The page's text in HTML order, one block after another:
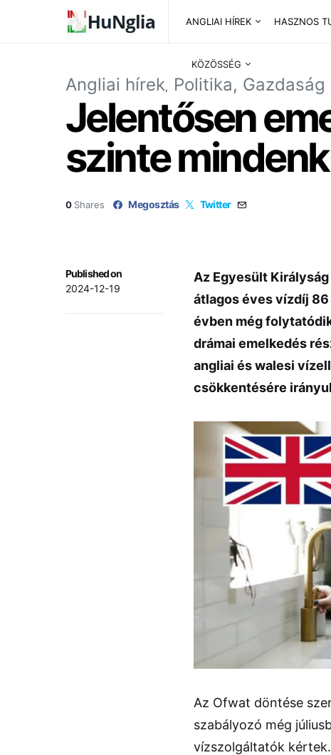
ANGLIAI HÍREK HASZNOS
KÖZÖSSÉG
Angliai hírek Politika, Gazdaság
Jelentősen
szinte
0 Shares Megosztás Twitter
Published on
2024-12-19
Az Egyesült
átlagos éves vízdíj
évben még
drámai emelkedés
angliai és walesi
csökkentésére
Az Ofwat döntése
szabályozó még
vízszolgáltatók